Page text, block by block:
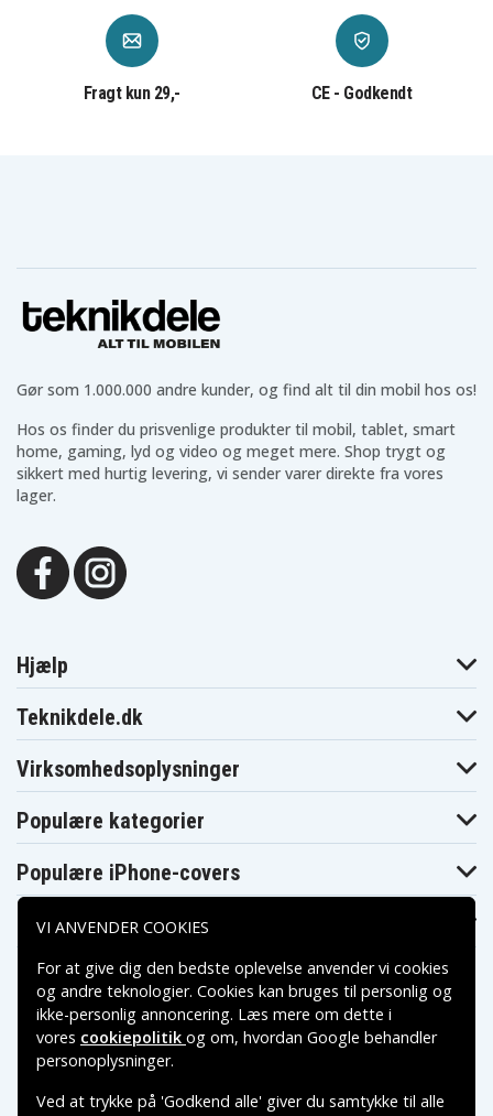
Fragt kun 29,- CE - Godkendt
Gør som 1.000.000 andre kunder, og find alt til din mobil hos os!
Hos os finder du prisvenlige produkter til mobil, tablet, smart
home, gaming, lyd og video og meget mere. Shop trygt og
sikkert med hurtig levering, vi sender varer direkte fra vores
lager.
Hjælp
Teknikdele.dk
Virksomhedsoplysninger
Populære kategorier
Populære iPhone-covers
Populære Samsung-covers
Betalingsmuligheder
VI ANVENDER COOKIES
For at give dig den bedste oplevelse anvender vi cookies
og andre teknologier. Cookies kan bruges til personlig og
ikke-personlig annoncering. Læs mere om dette i
vores cookiepolitik og om, hvordan Google behandler
personoplysninger.
Ved at trykke på 'Godkend alle' giver du samtykke til alle